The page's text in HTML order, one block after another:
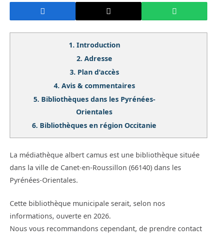
1. Introduction
2. Adresse
3. Plan d'accès
4. Avis & commentaires
5. Bibliothèques dans les Pyrénées-
Orientales
6. Bibliothèques en région Occitanie
La médiathèque albert camus est une bibliothèque située
dans la ville de Canet-en-Roussillon (66140) dans les
Pyrénées-Orientales.
Cette bibliothèque municipale serait, selon nos
informations, ouverte en 2026.
Nous vous recommandons cependant, de prendre contact